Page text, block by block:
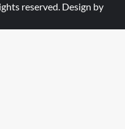
reserved. Design by